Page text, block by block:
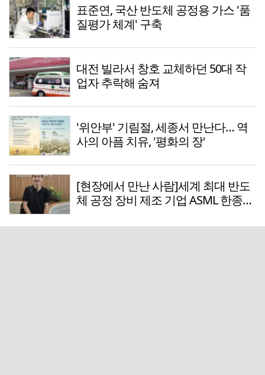
표준연, 국산 반도체 공정용 가스 '품
질평가 체계' 구축
대전 빌라서 창호 교체하던 50대 작
업자 추락해 숨져
'위안부' 기림절, 세종서 만난다… 역
사의 아픔 치유, '평화의 장'
[현장에서 만난 사람]세계 최대 반도
체 공정 장비 제조 기업 ASML 한종호